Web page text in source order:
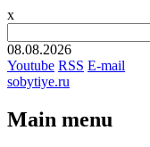
x
08.08.2026
Youtube RSS E-mail
sobytiye.ru
Main menu